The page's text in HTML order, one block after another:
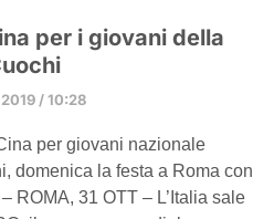
per i giovani della
10:28
per giovani nazionale
domenica la festa a Roma con
ROMA, 31 OTT – L’Italia sale